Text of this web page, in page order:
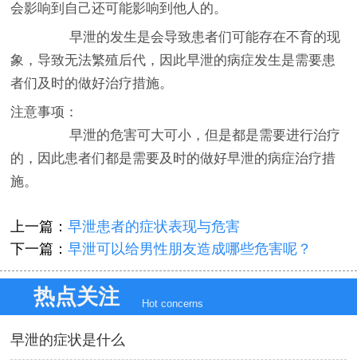
会影响到自己还可能影响到他人的。
早泄的发生是会导致患者们可能存在不育的现
象，导致无法繁殖后代，因此早泄的病症发生是需要患
者们及时的做好治疗措施。
注意事项：
早泄的危害可大可小，但是都是需要进行治疗
的，因此患者们都是需要及时的做好早泄的病症治疗措
施。
上一篇：早泄患者的症状表现与危害
下一篇：早泄可以给男性朋友造成哪些危害呢？
热点关注 Hot concerns
早泄的症状是什么